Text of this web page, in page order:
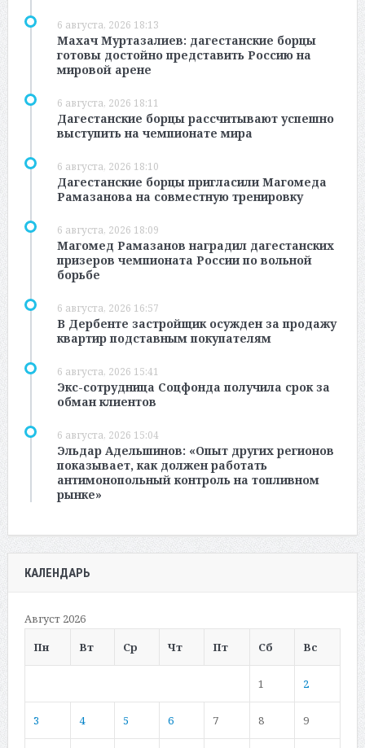
6 августа, 2026 18:13
Махач Муртазалиев: дагестанские борцы
готовы достойно представить Россию на
мировой арене
6 августа, 2026 18:11
Дагестанские борцы рассчитывают успешно
выступить на чемпионате мира
6 августа, 2026 18:10
Дагестанские борцы пригласили Магомеда
Рамазанова на совместную тренировку
6 августа, 2026 18:09
Магомед Рамазанов наградил дагестанских
призеров чемпионата России по вольной
борьбе
6 августа, 2026 16:57
В Дербенте застройщик осужден за продажу
квартир подставным покупателям
6 августа, 2026 15:41
Экс-сотрудница Соцфонда получила срок за
обман клиентов
6 августа, 2026 15:04
Эльдар Адельшинов: «Опыт других регионов
показывает, как должен работать
антимонопольный контроль на топливном
рынке»
КАЛЕНДАРЬ
Август 2026
Пн
Вт Ср Чт Пт Сб Вс
1 2
3 4 5 6 7 8 9